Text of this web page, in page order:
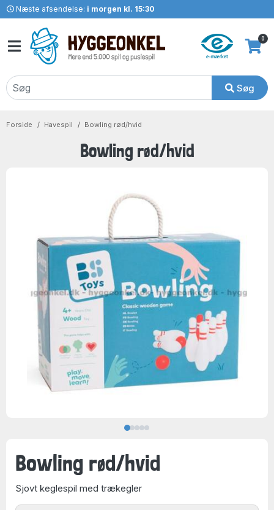
Næste afsendelse: i morgen kl. 15:30
Søg
0
Forside Havespil Bowling rød/hvid
Bowling rød/hvid
Bowling rød/hvid
Sjovt keglespil med trækegler